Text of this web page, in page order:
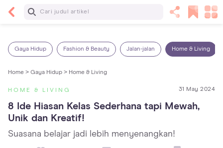
Baca Selanjutnya
Gaya Hidup Fashion & Beauty Jalan-jalan Home & Living
Home > Gaya Hidup > Home & Living
HOME & LIVING 31 May 2024
8 Ide Hiasan Kelas Sederhana tapi Mewah,
Unik dan Kreatif!
Suasana belajar jadi lebih menyenangkan!